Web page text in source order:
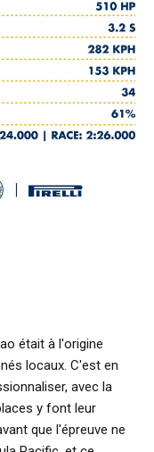
était à l'origine
locaux. C'est en
avec la
y font leur
que l'épreuve ne